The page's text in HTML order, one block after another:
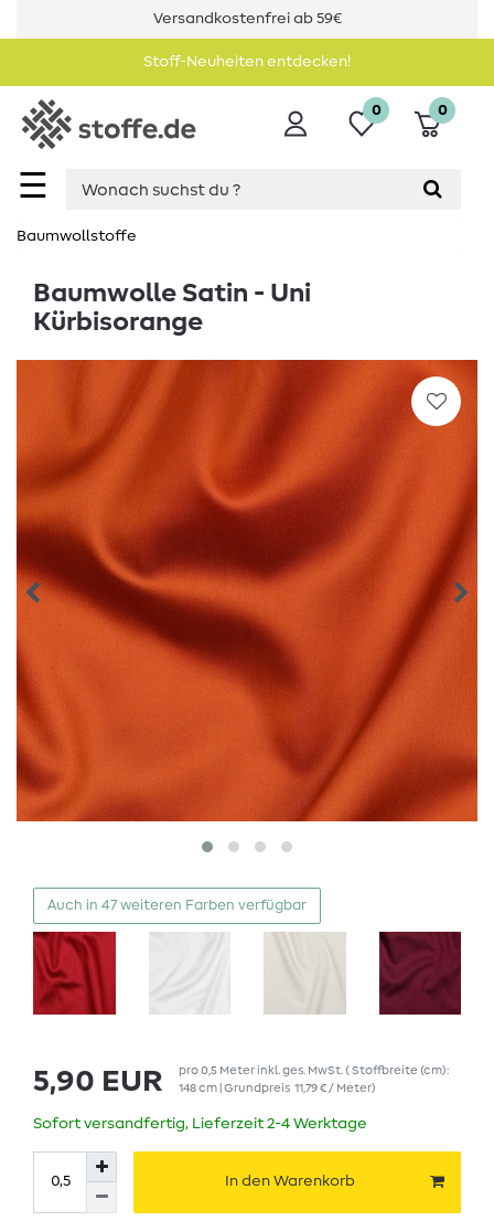
Versandkostenfrei ab 59€
Stoff-Neuheiten entdecken!
☰
0 0
Baumwollstoffe
Baumwolle Satin - Uni
Kürbisorange
Auch in 47 weiteren Farben verfügbar
5,90 EUR pro0,5 Meterinkl. ges. MwSt. ( Stoffbreite (cm):
148 cm | Grundpreis 11,79 € / Meter)
Sofort versandfertig, Lieferzeit 2-4 Werktage
In den Warenkorb